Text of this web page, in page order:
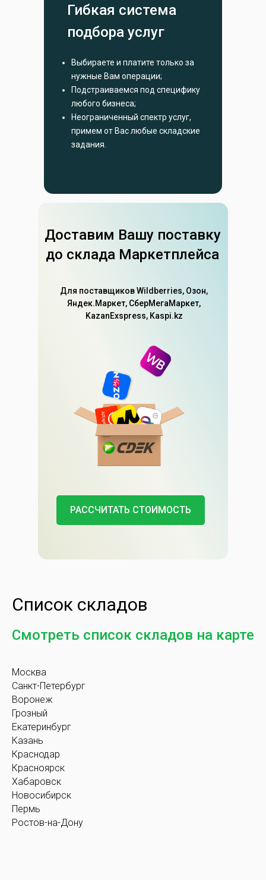
Выбираете и платите только за
нужные Вам операции;
Подстраиваемся под специфику
любого бизнеса;
Неограниченный спектр услуг,
примем от Вас любые складские
задания.
Гибкая система
подбора услуг
Доставим Вашу поставку
до склада Маркетплейса
Для поставщиков Wildberries, Озон,
Яндек.Маркет, СберМегаМаркет,
KazanExspress, Kaspi.kz
РАССЧИТАТЬ СТОИМОСТЬ
Список складов
Смотреть список складов на карте
Москва
Санкт-Петербург
Воронеж
Грозный
Екатеринбург
Казань
Краснодар
Красноярск
Хабаровск
Новосибирск
Пермь
Ростов-на-Дону